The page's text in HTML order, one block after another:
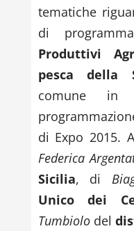
tematiche
di
Produttivi
pesca della
comune in
di Expo 2015.
Federica
Sicilia, di
Unico dei
Tumbiolodel